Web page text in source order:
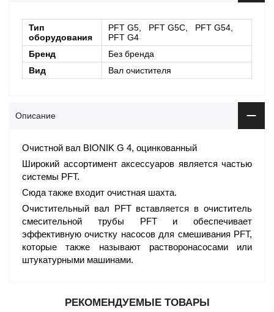
Тип
оборудования
PFT G5, PFT G5C, PFT G54,
PFT G4
Бренд
Без бренда
Вид
Вал очистителя
Описание
Очистной вал BIONIK G 4, оцинкованный
Широкий ассортимент аксессуаров является частью
системы PFT.
Сюда также входит очистная шахта.
Очистительный вал PFT вставляется в очиститель
смесительной трубы PFT и обеспечивает
эффективную очистку насосов для смешивания PFT,
которые также называют растворонасосами или
штукатурными машинами.
РЕКОМЕНДУЕМЫЕ ТОВАРЫ